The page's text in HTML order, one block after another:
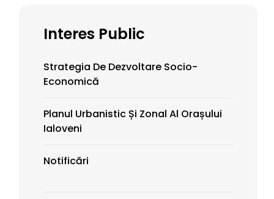
Interes Public
Strategia De Dezvoltare Socio-
Economică
Planul Urbanistic Și Zonal Al Orașului
Ialoveni
Notificări